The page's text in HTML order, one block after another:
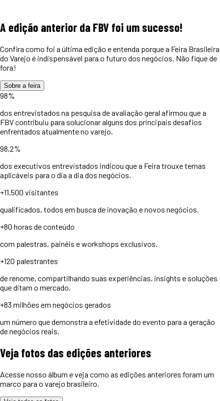
A edição anterior da FBV foi um sucesso!
Confira como foi a última edição e entenda porque a Feira Brasileira
do Varejo é indispensável para o futuro dos negócios. Não fique de
fora!
Sobre a feira
98%
dos entrevistados na pesquisa de avaliação geral afirmou que a
FBV contribuiu para solucionar alguns dos principais desafios
enfrentados atualmente no varejo.
98,2%
dos executivos entrevistados indicou que a Feira trouxe temas
aplicáveis para o dia a dia dos negócios.
+11.500 visitantes
qualificados, todos em busca de inovação e novos negócios.
+80 horas de conteúdo
com palestras, painéis e workshops exclusivos.
+120 palestrantes
de renome, compartilhando suas experiências, insights e soluções
que ditam o mercado.
+83 milhões em negócios gerados
um número que demonstra a efetividade do evento para a geração
de negócios reais.
Veja fotos das edições anteriores
Acesse nosso álbum e veja como as edições anteriores foram um
marco para o varejo brasileiro.